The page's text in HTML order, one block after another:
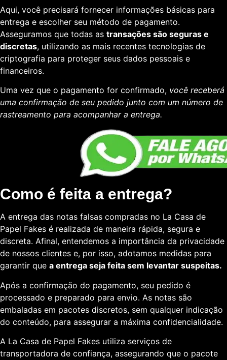
Aqui, você precisará fornecer informações básicas para
entrega e escolher seu método de pagamento.
Asseguramos que todas as transações são seguras e
discretas, utilizando as mais recentes tecnologias de
criptografia para proteger seus dados pessoais e
financeiros.
Uma vez que o pagamento for confirmado, você receberá
uma confirmação de seu pedido junto com um número de
rastreamento para acompanhar a entrega.
Como é feita a entrega?
A entrega das notas falsas compradas no La Casa de
Papel Fakes é realizada de maneira rápida, segura e
discreta. Afinal, entendemos a importância da privacidade
de nossos clientes e, por isso, adotamos medidas para
garantir que a entrega seja feita sem levantar suspeitas.
Após a confirmação do pagamento, seu pedido é
processado e preparado para envio. As notas são
embaladas em pacotes discretos, sem qualquer indicação
do conteúdo, para assegurar a máxima confidencialidade.
A La Casa de Papel Fakes utiliza serviços de
transportadora de confiança, assegurando que o pacote